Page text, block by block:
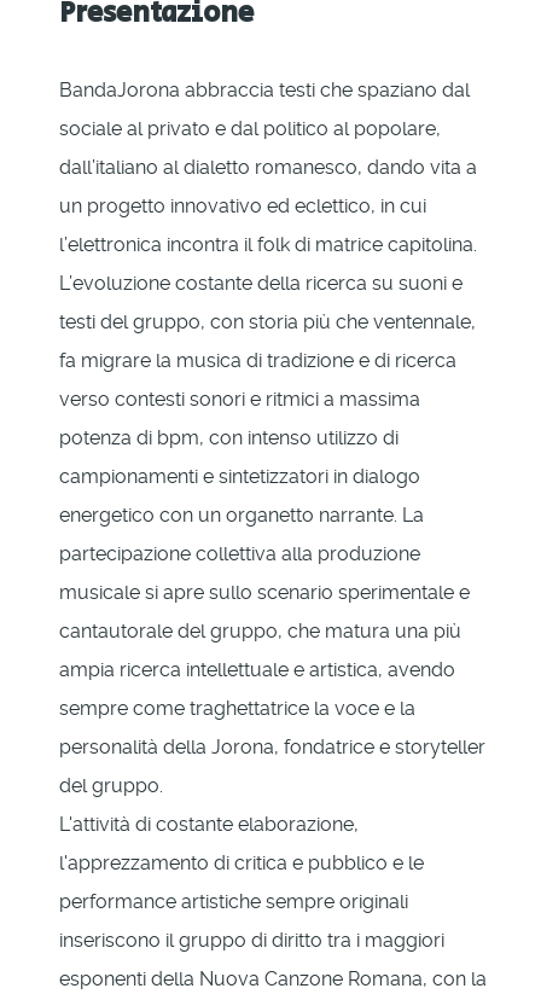
Presentazione
BandaJorona abbraccia testi che spaziano dal
sociale al privato e dal politico al popolare,
dall’italiano al dialetto romanesco, dando vita a
un progetto innovativo ed eclettico, in cui
l’elettronica incontra il folk di matrice capitolina.
L’evoluzione costante della ricerca su suoni e
testi del gruppo, con storia più che ventennale,
fa migrare la musica di tradizione e di ricerca
verso contesti sonori e ritmici a massima
potenza di bpm, con intenso utilizzo di
campionamenti e sintetizzatori in dialogo
energetico con un organetto narrante. La
partecipazione collettiva alla produzione
musicale si apre sullo scenario sperimentale e
cantautorale del gruppo, che matura una più
ampia ricerca intellettuale e artistica, avendo
sempre come traghettatrice la voce e la
personalità della Jorona, fondatrice e storyteller
del gruppo.
L'attività di costante elaborazione,
l'apprezzamento di critica e pubblico e le
performance artistiche sempre originali
inseriscono il gruppo di diritto tra i maggiori
esponenti della Nuova Canzone Romana, con la